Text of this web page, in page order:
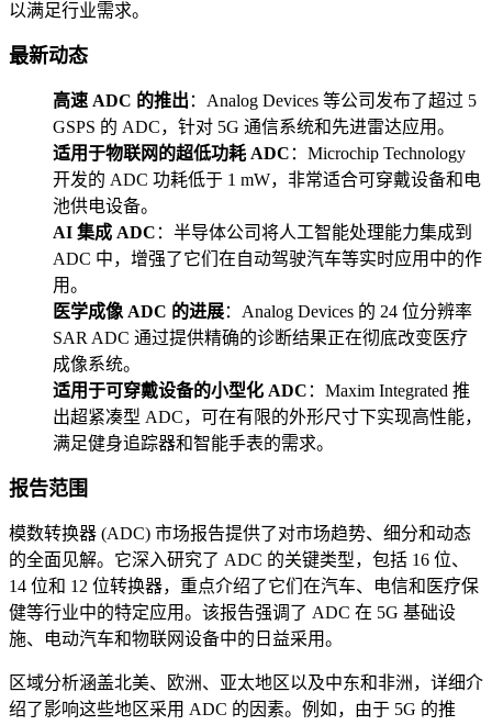
以满足行业需求。
最新动态
高速 ADC 的推出 ：Analog Devices 等公司发布了超过 5
GSPS 的 ADC，针对 5G 通信系统和先进雷达应用。
适用于物联网的超低功耗 ADC ：Microchip Technology
开发的 ADC 功耗低于 1 mW，非常适合可穿戴设备和电
池供电设备。
AI 集成 ADC ：半导体公司将人工智能处理能力集成到
ADC 中，增强了它们在自动驾驶汽车等实时应用中的作
用。
医学成像 ADC 的进展：Analog Devices 的 24 位分辨率
SAR ADC 通过提供精确的诊断结果正在彻底改变医疗
成像系统。
适用于可穿戴设备的小型化 ADC ：Maxim Integrated 推
出超紧凑型 ADC，可在有限的外形尺寸下实现高性能，
满足健身追踪器和智能手表的需求。
报告范围
模数转换器 (ADC) 市场报告提供了对市场趋势、细分和动态
的全面见解。它深入研究了 ADC 的关键类型，包括 16 位、
14 位和 12 位转换器，重点介绍了它们在汽车、电信和医疗保
健等行业中的特定应用。该报告强调了 ADC 在 5G 基础设
施、电动汽车和物联网设备中的日益采用。
区域分析涵盖北美、欧洲、亚太地区以及中东和非洲，详细介
绍了影响这些地区采用 ADC 的因素。例如，由于 5G 的推